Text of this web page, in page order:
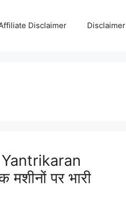
Disclaimer Disclaimer
Yantrikaran
पर भारी